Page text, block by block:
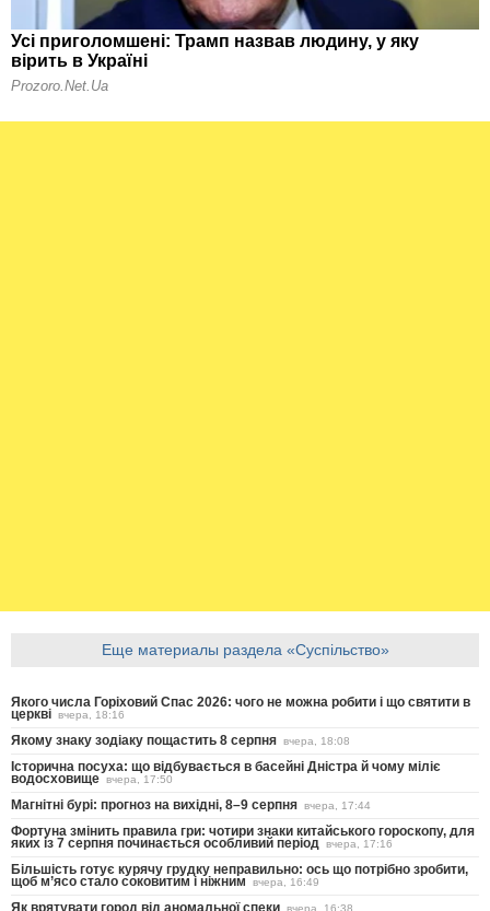
Еще материалы раздела «Суспільство»
Якого числа Горіховий Спас 2026: чого не можна робити і що святити в
церкві вчера, 18:16
Якому знаку зодіаку пощастить 8 серпня вчера, 18:08
Історична посуха: що відбувається в басейні Дністра й чому міліє
водосховище вчера, 17:50
Магнітні бурі: прогноз на вихідні, 8–9 серпня вчера, 17:44
Фортуна змінить правила гри: чотири знаки китайського гороскопу, для
яких із 7 серпня починається особливий період вчера, 17:16
Більшість готує курячу грудку неправильно: ось що потрібно зробити,
щоб м’ясо стало соковитим і ніжним вчера, 16:49
Як врятувати город від аномальної спеки вчера, 16:38